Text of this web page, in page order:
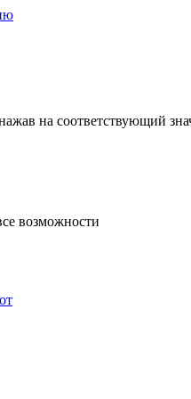
на соответствующий
возможности